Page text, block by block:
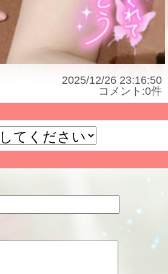
2025/12/26 23:16:50
コメント:0件